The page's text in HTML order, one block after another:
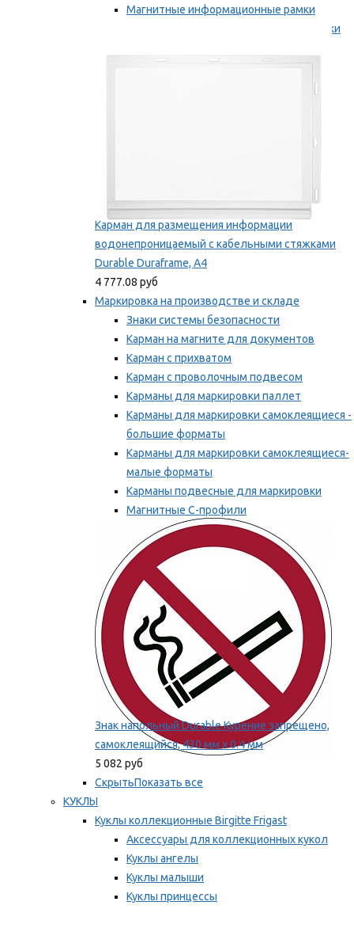
Магнитные информационные рамки
Самоклеящиеся информационные рамки
Карман для размещения информации
водонепроницаемый с кабельными стяжками
Durable Duraframe, А4
4 777.08 руб
Маркировка на производстве и складе
Знаки системы безопасности
Карман на магните для документов
Карман с прихватом
Карман с проволочным подвесом
Карманы для маркировки паллет
Карманы для маркировки самоклеящиеся -
большие форматы
Карманы для маркировки самоклеящиеся-
малые форматы
Карманы подвесные для маркировки
Магнитные С-профили
Напольная маркировка
Мы рекомендуем
Знак напольный Durable Курение запрещено,
самоклеящийся, 430 мм х 0.4 мм
5 082 руб
СкрытьПоказать все
КУКЛЫ
Куклы коллекционные Birgitte Frigast
Аксессуары для коллекционных кукол
Куклы ангелы
Куклы малыши
Куклы принцессы